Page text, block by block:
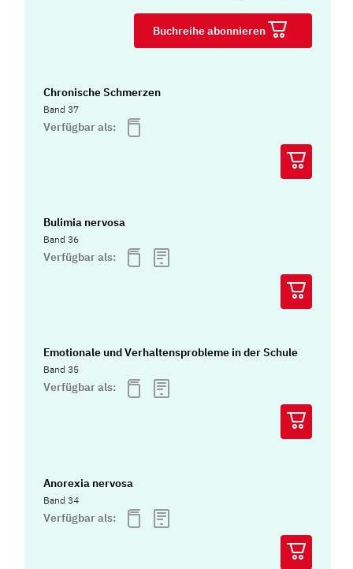
Buchreihe abonnieren
Chronische Schmerzen
Band 37
Verfügbar als:
Bulimia nervosa
Band 36
Verfügbar als:
Emotionale und Verhaltensprobleme in der Schule
Band 35
Verfügbar als:
Anorexia nervosa
Band 34
Verfügbar als: